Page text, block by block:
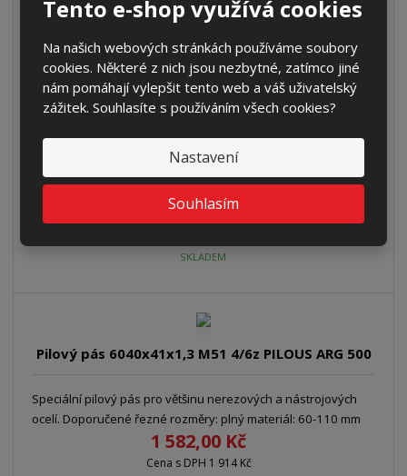
Tento e-shop využívá cookies
Na našich webových stránkách používáme soubory
cookies. Některé z nich jsou nezbytné, zatímco jiné
nám pomáhají vylepšit tento web a váš uživatelský
zážitek. Souhlasíte s používáním všech cookies?
Nastavení
Souhlasím
Pilový pás 6040x41x1,3 M42 1.4/2z PILOUS ARG
500
Pilový pás pro plné i profilové materiály. Doporučené řezné
rozměry: plný materiál: 250-550 mm profilový materiál: 30-85
1 371,00 Kč
Cena s DPH 1 659 Kč
Koupit
SKLADEM
Pilový pás 6040x41x1,3 M51 4/6z PILOUS ARG 500
Speciální pilový pás pro většinu nerezových a nástrojových
ocelí. Doporučené řezné rozměry: plný materiál: 60-110 mm
1 582,00 Kč
Cena s DPH 1 914 Kč